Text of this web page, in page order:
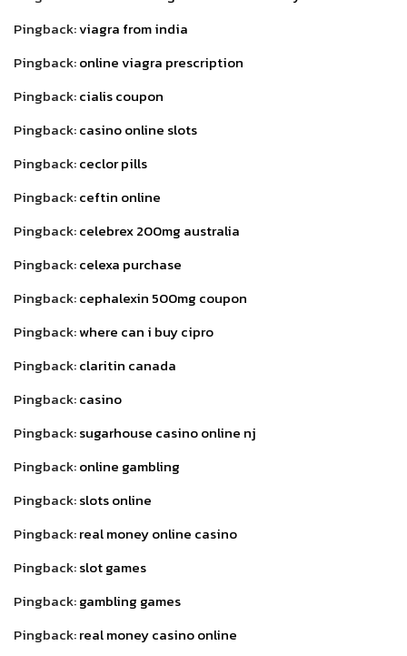
Pingback:viagra from india
Pingback:online viagra prescription
Pingback:cialis coupon
Pingback:casino online slots
Pingback:ceclor pills
Pingback:ceftin online
Pingback:celebrex 200mg australia
Pingback:celexa purchase
Pingback:cephalexin 500mg coupon
Pingback:where can i buy cipro
Pingback:claritin canada
Pingback:casino
Pingback:sugarhouse casino online nj
Pingback:online gambling
Pingback:slots online
Pingback:real money online casino
Pingback:slot games
Pingback:gambling games
Pingback:real money casino online